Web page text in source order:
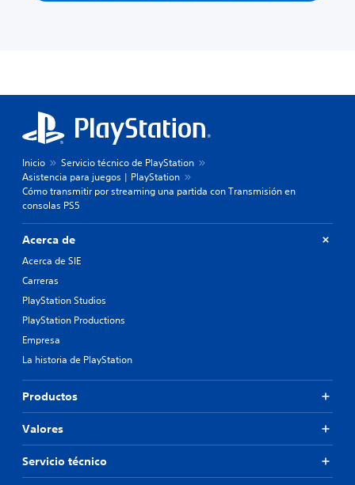
Inicio
Servicio técnico de PlayStation
Asistencia para juegos | PlayStation
Cómo transmitir por streaming una partida con Transmisión en
consolas PS5
Acerca de
Acerca de SIE
Carreras
PlayStation Studios
PlayStation Productions
Empresa
La historia de PlayStation
Productos
Valores
Servicio técnico